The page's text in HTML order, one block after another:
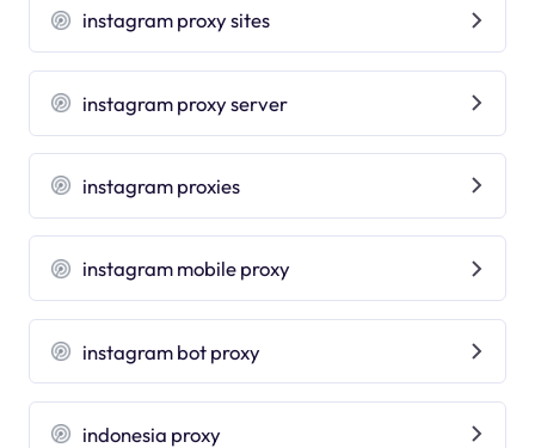
instagram proxy sites
instagram proxy server
instagram proxies
instagram mobile proxy
instagram bot proxy
indonesia proxy